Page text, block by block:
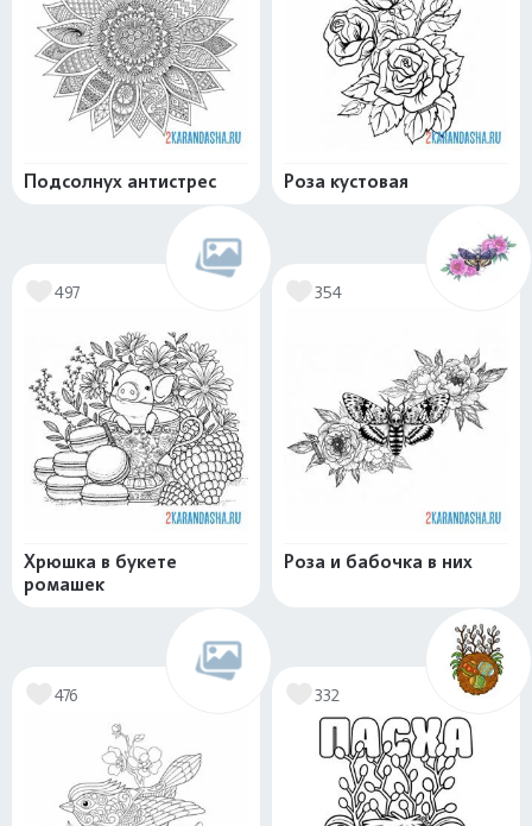
Подсолнух антистрес Роза кустовая
497
Хрюшка в букете
ромашек
354
Роза и бабочка в них
476 332